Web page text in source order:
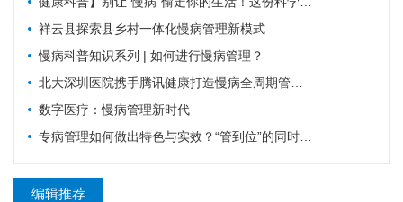
祥云县探索县乡村一体化慢病管理新模式
慢病科普知识系列 | 如何进行慢病管理？
北大深圳医院携手腾讯健康打造慢病全周期管理平台，已落地超百家社康中心
数字医疗：慢病管理新时代
专病管理如何做出特色与实效？“管到位”的同时还要“强内涵”
编辑推荐